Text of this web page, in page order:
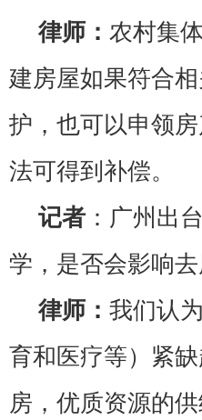
律师： 农村集
建房屋如果符合
护，也可以申领
法可得到补偿。
记者 ：广州出
学，是否会影响去
律师： 我们认
育和医疗等）紧
房，优质资源的